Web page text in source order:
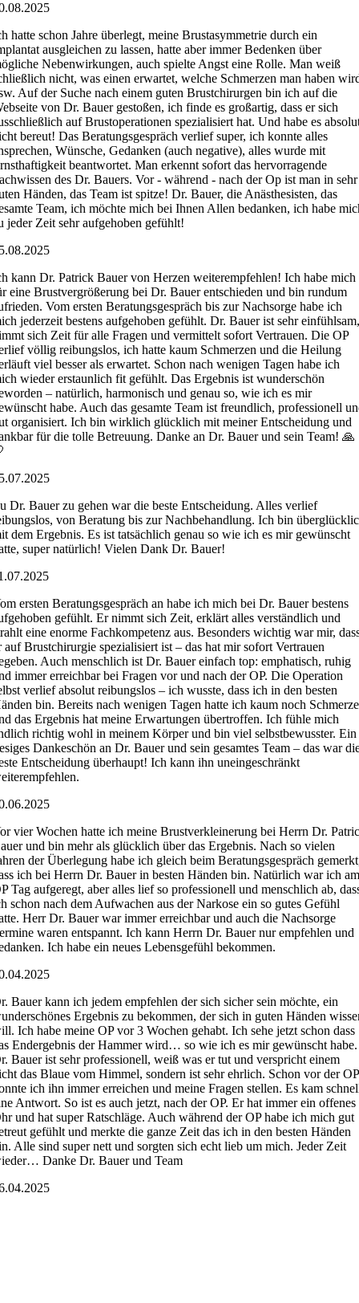
hatte schon Jahre überlegt, meine Brustasymmetrie durch ein
ausgleichen zu lassen, hatte aber immer Bedenken über
Nebenwirkungen, auch spielte Angst eine Rolle. Man weiß
nicht, was einen erwartet, welche Schmerzen man haben
Auf der Suche nach einem guten Brustchirurgen bin ich auf die
von Dr. Bauer gestoßen, ich finde es großartig, dass er sich
auf Brustoperationen spezialisiert hat. Und habe es
bereut! Das Beratungsgespräch verlief super, ich konnte alles
Wünsche, Gedanken (auch negative), alles wurde mit
beantwortet. Man erkennt sofort das hervorragende
des Dr. Bauers. Vor - während - nach der Op ist man in sehr
Händen, das Team ist spitze! Dr. Bauer, die Anästhesisten, das
Team, ich möchte mich bei Ihnen Allen bedanken, ich habe
jeder Zeit sehr aufgehoben gefühlt!
kann Dr. Patrick Bauer von Herzen weiterempfehlen! Ich habe mich
eine Brustvergrößerung bei Dr. Bauer entschieden und bin rundum
Vom ersten Beratungsgespräch bis zur Nachsorge habe ich
jederzeit bestens aufgehoben gefühlt. Dr. Bauer ist sehr
sich Zeit für alle Fragen und vermittelt sofort Vertrauen. Die OP
völlig reibungslos, ich hatte kaum Schmerzen und die Heilung
viel besser als erwartet. Schon nach wenigen Tagen habe ich
wieder erstaunlich fit gefühlt. Das Ergebnis ist wunderschön
– natürlich, harmonisch und genau so, wie ich es mir
habe. Auch das gesamte Team ist freundlich, professionell
organisiert. Ich bin wirklich glücklich mit meiner Entscheidung und
für die tolle Betreuung. Danke an Dr. Bauer und sein Team! 🙏
Dr. Bauer zu gehen war die beste Entscheidung. Alles verlief
von Beratung bis zur Nachbehandlung. Ich bin
dem Ergebnis. Es ist tatsächlich genau so wie ich es mir gewünscht
super natürlich! Vielen Dank Dr. Bauer!
ersten Beratungsgespräch an habe ich mich bei Dr. Bauer bestens
gefühlt. Er nimmt sich Zeit, erklärt alles verständlich und
eine enorme Fachkompetenz aus. Besonders wichtig war mir,
auf Brustchirurgie spezialisiert ist – das hat mir sofort Vertrauen
Auch menschlich ist Dr. Bauer einfach top: emphatisch, ruhig
immer erreichbar bei Fragen vor und nach der OP. Die Operation
verlief absolut reibungslos – ich wusste, dass ich in den besten
bin. Bereits nach wenigen Tagen hatte ich kaum noch
das Ergebnis hat meine Erwartungen übertroffen. Ich fühle mich
richtig wohl in meinem Körper und bin viel selbstbewusster. Ein
Dankeschön an Dr. Bauer und sein gesamtes Team – das war
Entscheidung überhaupt! Ich kann ihn uneingeschränkt
vier Wochen hatte ich meine Brustverkleinerung bei Herrn Dr.
und bin mehr als glücklich über das Ergebnis. Nach so vielen
der Überlegung habe ich gleich beim Beratungsgespräch
ich bei Herrn Dr. Bauer in besten Händen bin. Natürlich war ich
Tag aufgeregt, aber alles lief so professionell und menschlich ab,
schon nach dem Aufwachen aus der Narkose ein so gutes Gefühl
Herr Dr. Bauer war immer erreichbar und auch die Nachsorge
waren entspannt. Ich kann Herrn Dr. Bauer nur empfehlen und
Ich habe ein neues Lebensgefühl bekommen.
Bauer kann ich jedem empfehlen der sich sicher sein möchte, ein
Ergebnis zu bekommen, der sich in guten Händen
Ich habe meine OP vor 3 Wochen gehabt. Ich sehe jetzt schon dass
Endergebnis der Hammer wird… so wie ich es mir gewünscht habe.
Bauer ist sehr professionell, weiß was er tut und verspricht einem
das Blaue vom Himmel, sondern ist sehr ehrlich. Schon vor der OP
ich ihn immer erreichen und meine Fragen stellen. Es kam
Antwort. So ist es auch jetzt, nach der OP. Er hat immer ein offenes
und hat super Ratschläge. Auch während der OP habe ich mich gut
gefühlt und merkte die ganze Zeit das ich in den besten Händen
Alle sind super nett und sorgten sich echt lieb um mich. Jeder Zeit
Danke Dr. Bauer und Team